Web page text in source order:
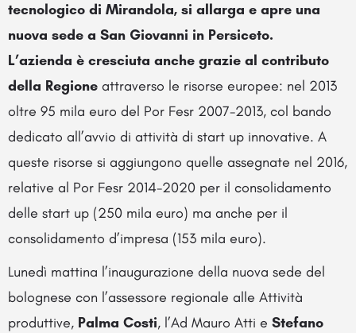
tecnologico di Mirandola, si allarga e apre una
nuova sede a San Giovanni in Persiceto.
L’azienda è cresciuta anche grazie al contributo
della Regione attraverso le risorse europee: nel 2013
oltre 95 mila euro del Por Fesr 2007-2013, col bando
dedicato all’avvio di attività di start up innovative. A
queste risorse si aggiungono quelle assegnate nel 2016,
relative al Por Fesr 2014-2020 per il consolidamento
delle start up (250 mila euro) ma anche per il
consolidamento d’impresa (153 mila euro).
Lunedì mattina l’inaugurazione della nuova sede del
bolognese con l’assessore regionale alle Attività
produttive, Palma Costi, l’Ad Mauro Atti e Stefano